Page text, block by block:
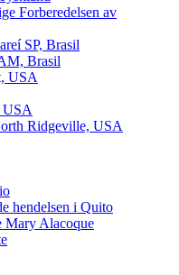
Forberedelsen av
SP, Brasil
Brasil
USA
USA
Ridgeville, USA
hendelsen i Quito
Mary Alacoque